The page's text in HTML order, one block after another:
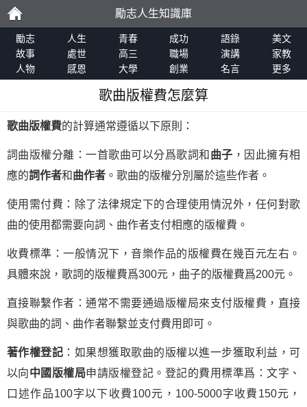
勵
志
勵志人生知識庫
勵志 人生 青春 成功 語錄
美文
故事
處世 高三 職場 演講
家教
人物
感恩 大學 創業 名言 更多
歌曲版權費怎麼算
歌曲版權費的計算通常遵循以下原則：
詞曲版權分離：一首歌曲可以分爲歌詞和 曲子 ，因此擁有相
應的詞作者和曲作者 。歌曲的版權分別屬於這些作者。
使用需付費：除了法律規定下的合理使用情況外，任何對歌
曲的使用都需要向詞、曲作者支付相應的版權費。
收費標準：一般情況下，音樂作品的版權費在幾百元左右。
具體來說，歌詞的版權費爲300元，曲子的版權費爲200元。
直接聯繫作者：通常不需要通過版權局來支付版權費，直接
與歌曲的詞、曲作者聯繫並支付費用即可。
著作權登記 ：如果想獲取歌曲的版權以進一步獲取利益，可
以向中國版權局申請版權登記。登記的費用標準爲：文字、
口述作品100字以下收費100元，100-5000字收費150元，